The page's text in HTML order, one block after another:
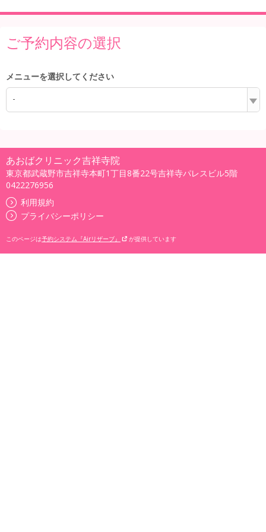
ご予約内容の選択
メニューを選択してください
-
あおばクリニック吉祥寺院
東京都武蔵野市吉祥寺本町1丁目8番22号吉祥寺パレスビル5階
0422276956
利用規約
プライバシーポリシー
このページは予約システム『Airリザーブ』 が提供しています